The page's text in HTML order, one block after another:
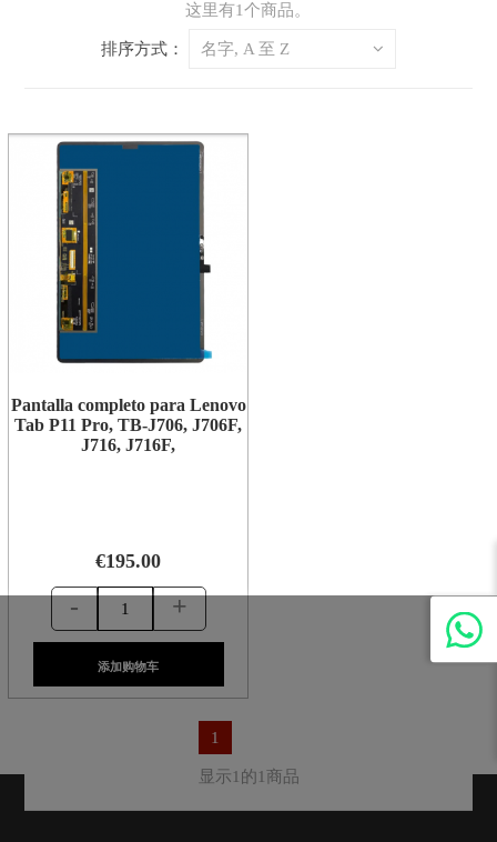
这里有1个商品。
排序方式： 名字, A 至 Z
Pantalla completo para Lenovo
Tab P11 Pro, TB-J706, J706F,
J716, J716F,
€195.00
- +
添加购物车
1
显示1的1商品